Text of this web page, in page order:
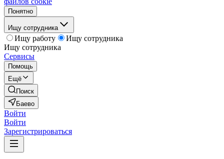
Понятно
Ищу сотрудника
Ищу работу
Ищу сотрудника
Ищу сотрудника
Сервисы
Помощь
Ещё
Поиск
Баево
Войти
Войти
Зарегистрироваться